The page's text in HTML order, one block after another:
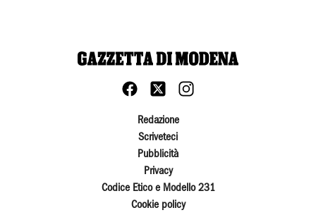
Redazione
Scriveteci
Pubblicità
Privacy
Codice Etico e Modello 231
Cookie policy